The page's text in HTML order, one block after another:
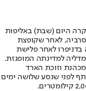
היום (שבת) באליפות
לאחר שקופצת
בדניפרו לאחר פלישת
למדינתה המופגזת.
אירופה המכהנת וזוכת הארד
לפני שנסע שלושה ימים